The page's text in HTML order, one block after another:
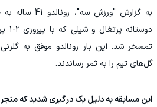
به گزارش "ورزش
تمسخر شد. این بار رونالدو موفق به
گل‌های تیم را به ثمر رساندند.
این مسابقه به دلیل یک درگیری شدید که منجر